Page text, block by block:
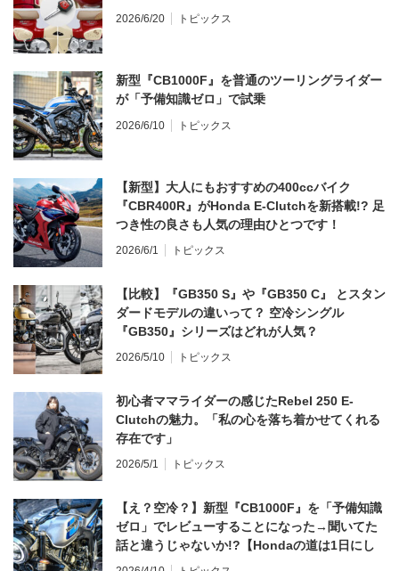
2026/6/20 トピックス
新型『CB1000F』を普通のツーリングライダー
が「予備知識ゼロ」で試乗
2026/6/10 トピックス
【新型】大人にもおすすめの400ccバイク
『CBR400R』がHonda E-Clutchを新搭載!? 足
つき性の良さも人気の理由ひとつです！
2026/6/1 トピックス
【比較】『GB350 S』や『GB350 C』 とスタン
ダードモデルの違いって？ 空冷シングル
『GB350』シリーズはどれが人気？
2026/5/10 トピックス
初心者ママライダーの感じたRebel 250 E-
Clutchの魅力。「私の心を落ち着かせてくれる
存在です」
2026/5/1 トピックス
【え？空冷？】新型『CB1000F』を「予備知識
ゼロ」でレビューすることになった→聞いてた
話と違うじゃないか!?【Hondaの道は1日にし
てならず／CB1000F ①第一印象 編】